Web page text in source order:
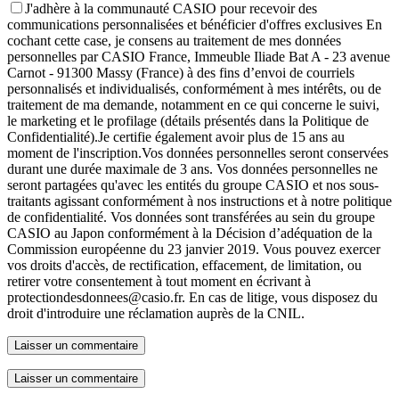
J'adhère à la communauté CASIO pour recevoir des
communications personnalisées et bénéficier d'offres exclusives En
cochant cette case, je consens au traitement de mes données
personnelles par CASIO France, Immeuble Iliade Bat A - 23 avenue
Carnot - 91300 Massy (France) à des fins d’envoi de courriels
personnalisés et individualisés, conformément à mes intérêts, ou de
traitement de ma demande, notamment en ce qui concerne le suivi,
le marketing et le profilage (détails présentés dans la Politique de
Confidentialité).Je certifie également avoir plus de 15 ans au
moment de l'inscription.Vos données personnelles seront conservées
durant une durée maximale de 3 ans. Vos données personnelles ne
seront partagées qu'avec les entités du groupe CASIO et nos sous-
traitants agissant conformément à nos instructions et à notre politique
de confidentialité. Vos données sont transférées au sein du groupe
CASIO au Japon conformément à la Décision d’adéquation de la
Commission européenne du 23 janvier 2019. Vous pouvez exercer
vos droits d'accès, de rectification, effacement, de limitation, ou
retirer votre consentement à tout moment en écrivant à
protectiondesdonnees@casio.fr. En cas de litige, vous disposez du
droit d'introduire une réclamation auprès de la CNIL.
Laisser un commentaire